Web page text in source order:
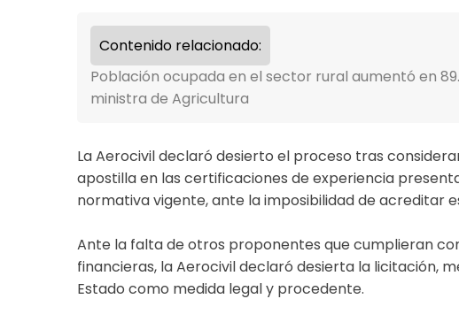
Contenido relacionado:
Población ocupada en el sector rural aumentó en
ministra de Agricultura
La Aerocivil declaró desierto el proceso tras
apostilla en las certificaciones de experiencia
normativa vigente, ante la imposibilidad de acreditar
Ante la falta de otros proponentes que cumplieran
financieras, la Aerocivil declaró desierta la licitación,
Estado como medida legal y procedente.